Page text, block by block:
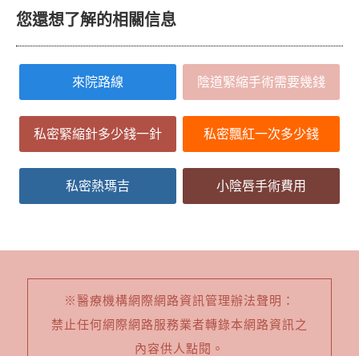
您還想了解的相關信息
來院路線 陰道緊縮手術需要幾錢
私密緊縮針多少錢一針 私密飄紅一次多少錢
私密熱瑪吉 小陰唇手術費用
※醫療機構網際網路資訊管理辦法聲明：
禁止任何網際網路服務業者轉錄本網路資訊之
內容供人點閱。